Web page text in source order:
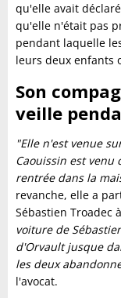
qu'elle avait
qu'elle n'était pas
pendant laquelle
leurs deux enfants
Son
veille
"Elle n'est venue
Caouissin est venu
rentrée dans la
revanche, elle a
Sébastien Troadec
voiture de
d'Orvault jusque
les deux
l'avocat.